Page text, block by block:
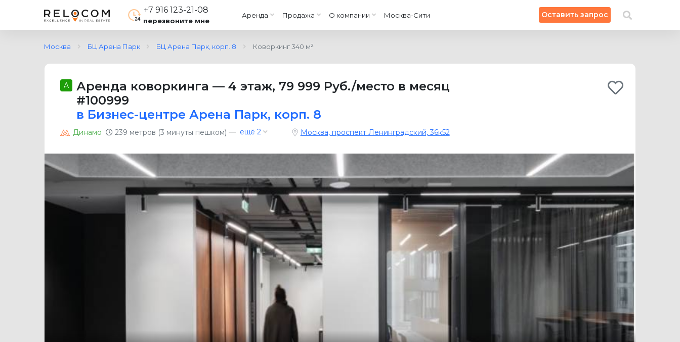
+7 916 123-21-08
перезвоните мне
Аренда Продажа О компании Москва-Сити Оставить запрос
× Искать на карте
Москва БЦ Арена Парк БЦ Арена Парк, корп. 8 Коворкинг 340 м²
A Аренда коворкинга — 4 этаж, 79 999 Руб./место в месяц
#100999
в Бизнес-центре Арена Парк, корп. 8
Динамо 239 метров (3 минуты пешком) — ещё 2 Москва, проспект Ленинградский, 36к52